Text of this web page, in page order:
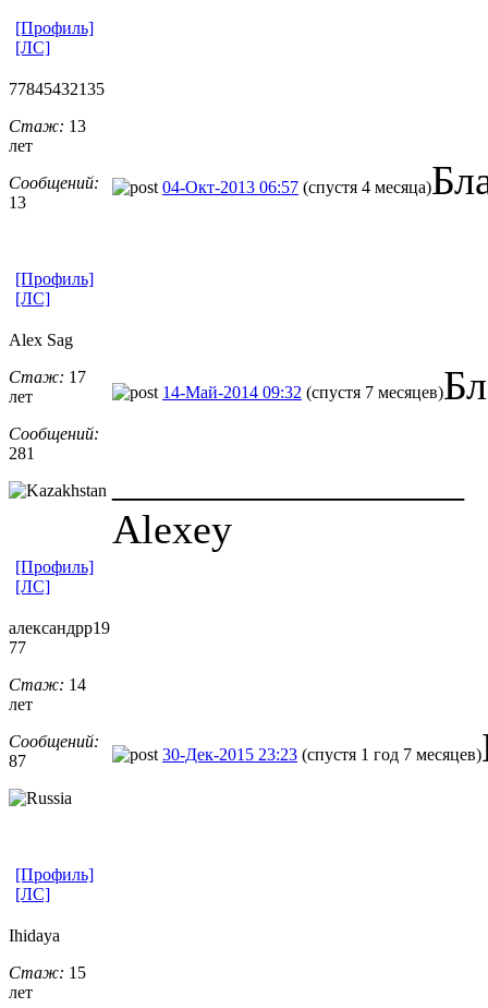
[Профиль]
[ЛС]
77845432135
Стаж: 13
лет
Сообщений:
13
04-Окт-2013 06:57 (спустя 4 месяца)
[Профиль]
[ЛС]
Alex Sag
Стаж: 17
лет
Сообщений:
281
14-Май-2014 09:32 (спустя 7 месяцев)
Alexey
[Профиль]
[ЛС]
александрр19
77
Стаж: 14
лет
Сообщений:
87
30-Дек-2015 23:23 (спустя 1 год 7 месяцев)
[Профиль]
[ЛС]
Ihidaya
Стаж: 15
лет